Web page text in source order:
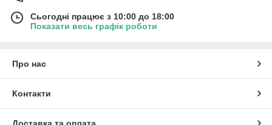
Сьогодні працює з 10:00 до 18:00
Показати весь графік роботи
Про нас
Контакти
Доставка та оплата